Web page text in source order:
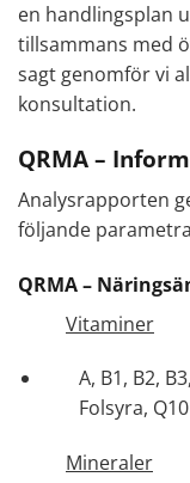
en handlingsplan
tillsammans med
sagt genomför vi
konsultation.
QRMA –
Analysrapporten
följande
QRMA –
Vitaminer
A, B1, B2,
Folsyra, Q10
Mineraler